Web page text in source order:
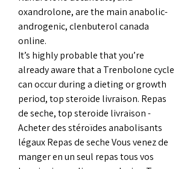
oxandrolone, are the main anabolic-
androgenic, clenbuterol canada
online.
It’s highly probable that you’re
already aware that a Trenbolone cycle
can occur during a dieting or growth
period, top steroide livraison. Repas
de seche, top steroide livraison -
Acheter des stéroïdes anabolisants
légaux Repas de seche Vous venez de
manger en un seul repas tous vos